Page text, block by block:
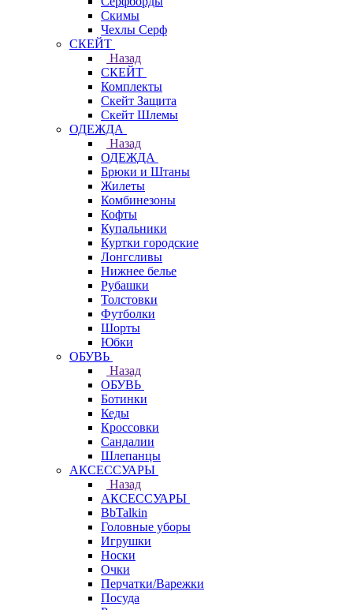
Скимы
Чехлы Cерф
СКЕЙТ
Назад
СКЕЙТ
Комплекты
Скейт Защита
Скейт Шлемы
ОДЕЖДА
Назад
ОДЕЖДА
Брюки и Штаны
Жилеты
Комбинезоны
Кофты
Купальники
Куртки городские
Лонгсливы
Нижнее белье
Рубашки
Толстовки
Футболки
Шорты
Юбки
ОБУВЬ
Назад
ОБУВЬ
Ботинки
Кеды
Кроссовки
Сандалии
Шлепанцы
АКСЕССУАРЫ
Назад
АКСЕССУАРЫ
BbTalkin
Головные уборы
Игрушки
Носки
Очки
Перчатки/Варежки
Посуда